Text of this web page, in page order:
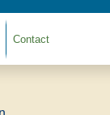
Contact